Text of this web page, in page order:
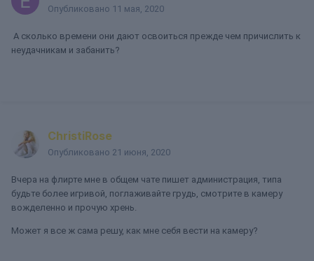
Опубликовано 11 мая, 2020
А сколько времени они дают освоиться прежде чем причислить к
неудачникам и забанить?
ChristiRose
Опубликовано 21 июня, 2020
Вчера на флирте мне в общем чате пишет администрация, типа
будьте более игривой, поглаживайте грудь, смотрите в камеру
вожделенно и прочую хрень.
Может я все ж сама решу, как мне себя вести на камеру?